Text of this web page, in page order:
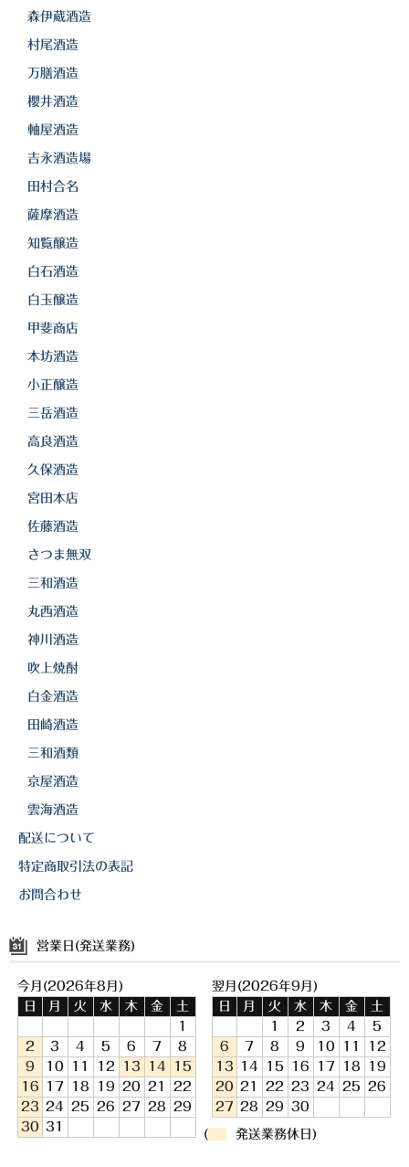
森伊蔵酒造
村尾酒造
万膳酒造
櫻井酒造
軸屋酒造
吉永酒造場
田村合名
薩摩酒造
知覧醸造
白石酒造
白玉醸造
甲斐商店
本坊酒造
小正醸造
三岳酒造
高良酒造
久保酒造
宮田本店
佐藤酒造
さつま無双
三和酒造
丸西酒造
神川酒造
吹上焼酎
白金酒造
田崎酒造
三和酒類
京屋酒造
雲海酒造
配送について
特定商取引法の表記
お問合わせ
営業日(発送業務)
今月(2026年8月)
日
月 火 水 木 金
土
1
2
3 4 5 6 7
8
9
10 11 12 13 14
15
16
17 18 19 20 21
22
23 24 25 26 27 28
29
30 31
翌月(2026年9月)
日
月 火 水 木 金
土
1
2 3 4
5
6
7 8 9 10 11
12
13
14 15 16 17 18
19
20 21 22 23 24 25
26
27 28 29 30
( 発送業務休日)